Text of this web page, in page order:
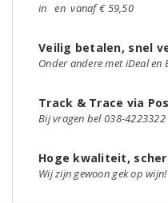
in en vanaf € 59,50
Veilig betalen, snel
Onder andere met iDeal en
Track & Trace via
Bij vragen bel 038-4223322
Hoge kwaliteit,
Wij zijn gewoon gek op wijn!